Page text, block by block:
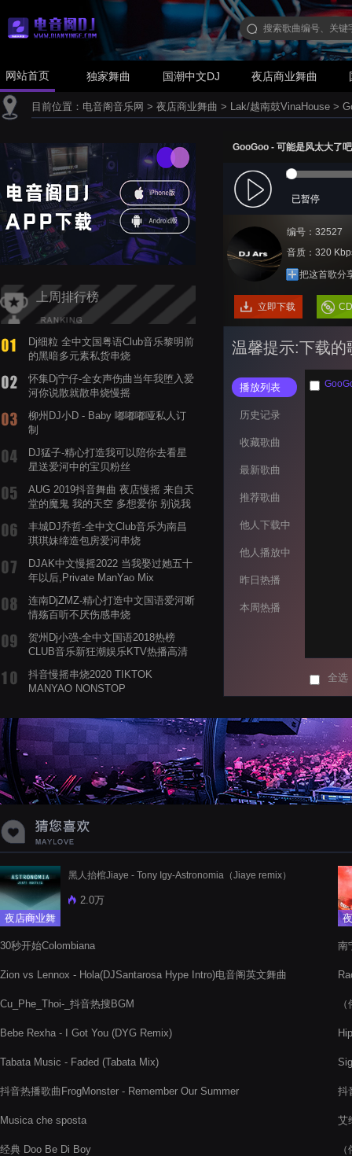
网站首页 独家舞曲 国潮中文DJ 夜店商业舞曲
目前位置： 电音阁音乐网 > 夜店商业舞曲 > Lak/越南鼓VinaHouse >
上周排行榜
Dj细粒 全中文国粤语Club音乐黎明前
的黑暗多元素私货串烧
怀集Dj宁仔-全女声伤曲当年我堕入爱
河你说散就散串烧慢摇
柳州DJ小D - Baby 嘟嘟嘟哑私人订
制
DJ猛子-精心打造我可以陪你去看星
星送爱河中的宝贝粉丝
AUG 2019抖音舞曲 夜店慢摇 来自天
堂的魔鬼 我的天空 多想爱你 别说我
丰城DJ乔哲-全中文Club音乐为南昌
琪琪妹缔造包房爱河串烧
DJAK中文慢摇2022 当我娶过她五十
年以后,Private ManYao Mix
连南DjZMZ-精心打造中文国语爱河断
情殇百听不厌伤感串烧
贺州Dj小强-全中文国语2018热榜
CLUB音乐新狂潮娱乐KTV热播高清
抖音慢摇串烧2020 TIKTOK
MANYAO NONSTOP
蝉爸爸妈妈爱存在夏天的风是想你的
声音啊
GooGoo - 可能是风太大了
已暂停
编号：32527
音质：320
把这首歌分
立即下载
温馨提示:下载的
播放列表
历史记录
收藏歌曲
最新歌曲
推荐歌曲
他人下载中
他人播放中
昨日热播
本周热播
全选
夜店商业舞
黑人抬棺Jiaye - Tony Igy-Astronomia（Jiaye remix）
2.0万
30秒开始Colombiana
Zion vs Lennox - Hola(DJSantarosa Hype Intro)电音阁英文舞曲
Cu_Phe_Thoi-_抖音热搜BGM
Bebe Rexha - I Got You (DYG Remix)
Tabata Music - Faded (Tabata Mix)
抖音热播歌曲FrogMonster - Remember Our Summer
Musica che sposta
经典 Doo Be Di Boy
南
抖
艾